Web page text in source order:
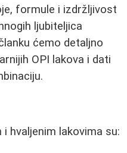
formule i izdržljivost
ljubiteljica
ćemo detaljno
OPI lakova i dati
hvaljenim lakovima su: